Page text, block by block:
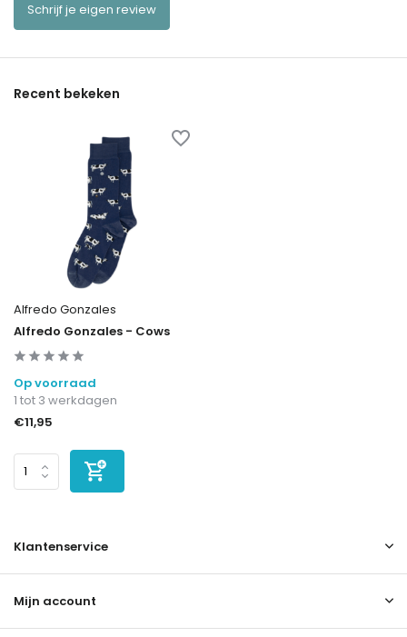
Schrijf je eigen review
Recent bekeken
Alfredo Gonzales
Alfredo Gonzales - Cows
Op voorraad
1 tot 3 werkdagen
€11,95
Klantenservice
Mijn account